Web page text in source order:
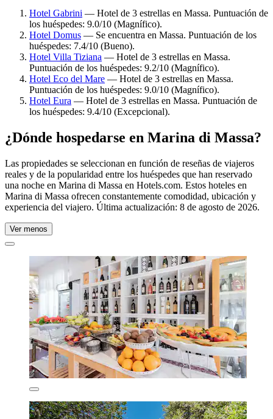
Hotel Gabrini — Hotel de 3 estrellas en Massa. Puntuación de
los huéspedes: 9.0/10 (Magnífico).
Hotel Domus — Se encuentra en Massa. Puntuación de los
huéspedes: 7.4/10 (Bueno).
Hotel Villa Tiziana — Hotel de 3 estrellas en Massa.
Puntuación de los huéspedes: 9.2/10 (Magnífico).
Hotel Eco del Mare — Hotel de 3 estrellas en Massa.
Puntuación de los huéspedes: 9.0/10 (Magnífico).
Hotel Eura — Hotel de 3 estrellas en Massa. Puntuación de
los huéspedes: 9.4/10 (Excepcional).
¿Dónde hospedarse en Marina di Massa?
Las propiedades se seleccionan en función de reseñas de viajeros
reales y de la popularidad entre los huéspedes que han reservado
una noche en Marina di Massa en Hotels.com. Estos hoteles en
Marina di Massa ofrecen constantemente comodidad, ubicación y
experiencia del viajero. Última actualización: 8 de agosto de 2026.
Ver menos